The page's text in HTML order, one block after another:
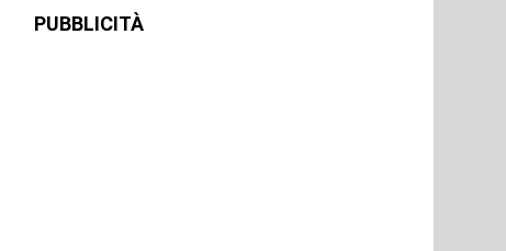
PUBBLICITÀ